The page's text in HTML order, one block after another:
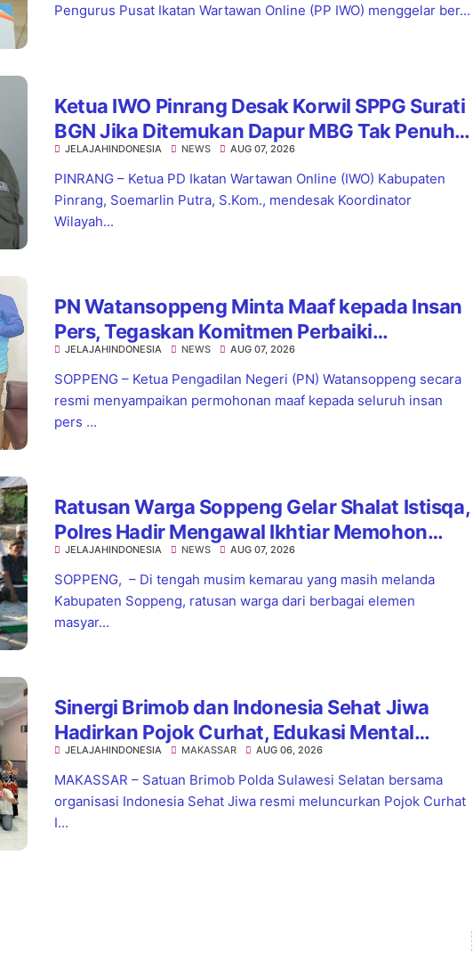
Pengurus Pusat Ikatan Wartawan Online (PP IWO) menggelar ber...
Ketua IWO Pinrang Desak Korwil SPPG Surati
BGN Jika Ditemukan Dapur MBG Tak Penuhi
Standar
JELAJAHINDONESIA NEWS AUG 07, 2026
PINRANG – Ketua PD Ikatan Wartawan Online (IWO) Kabupaten
Pinrang, Soemarlin Putra, S.Kom., mendesak Koordinator
Wilayah...
PN Watansoppeng Minta Maaf kepada Insan
Pers, Tegaskan Komitmen Perbaiki
Pelayanan
JELAJAHINDONESIA NEWS AUG 07, 2026
SOPPENG – Ketua Pengadilan Negeri (PN) Watansoppeng secara
resmi menyampaikan permohonan maaf kepada seluruh insan
pers ...
Ratusan Warga Soppeng Gelar Shalat Istisqa,
Polres Hadir Mengawal Ikhtiar Memohon
Turunnya Hujan
JELAJAHINDONESIA NEWS AUG 07, 2026
SOPPENG, – Di tengah musim kemarau yang masih melanda
Kabupaten Soppeng, ratusan warga dari berbagai elemen
masyar...
Sinergi Brimob dan Indonesia Sehat Jiwa
Hadirkan Pojok Curhat, Edukasi Mental
hingga Anti-Bullying
JELAJAHINDONESIA MAKASSAR AUG 06, 2026
MAKASSAR – Satuan Brimob Polda Sulawesi Selatan bersama
organisasi Indonesia Sehat Jiwa resmi meluncurkan Pojok Curhat
I...